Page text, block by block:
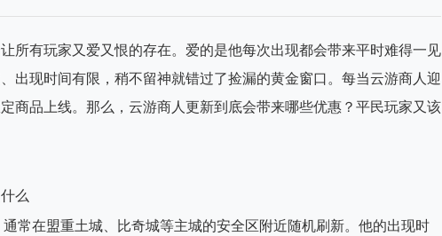
所有玩家又爱又恨的存在。爱的是他每次出现都会带来平时难得一见
出现时间有限，稍不留神就错过了捡漏的黄金窗口。每当云游商人迎
商品上线。那么，云游商人更新到底会带来哪些优惠？平民玩家又该
么
常在盟重土城、比奇城等主城的安全区附近随机刷新。他的出现时